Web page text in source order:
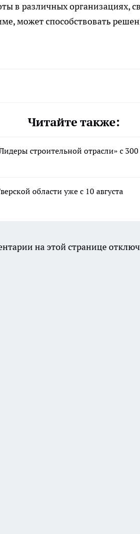
в различных организациях,
может способствовать
Читайте также:
строительной отрасли» с
области уже с 10 августа
на этой странице